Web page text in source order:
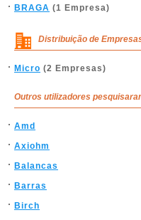
BRAGA (1 Empresa)
Distribuição de
Micro (2 Empresas)
Outros utilizadores
Amd
Axiohm
Balancas
Barras
Birch